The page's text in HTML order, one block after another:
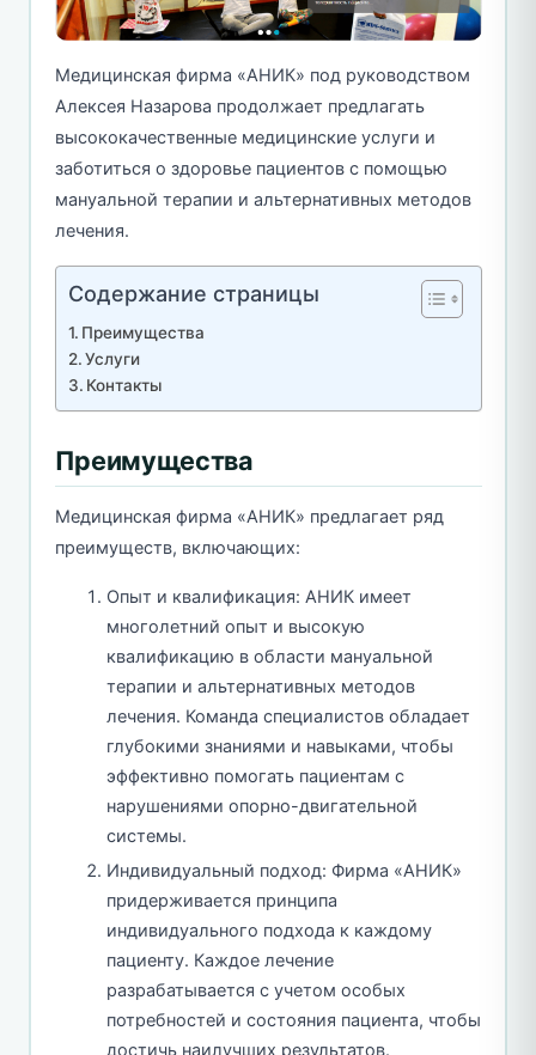
Медицинская фирма «АНИК» под руководством
Алексея Назарова продолжает предлагать
высококачественные медицинские услуги и
заботиться о здоровье пациентов с помощью
мануальной терапии и альтернативных методов
лечения.
Содержание страницы
Преимущества
Услуги
Контакты
Преимущества
Медицинская фирма «АНИК» предлагает ряд
преимуществ, включающих:
Опыт и квалификация: АНИК имеет
многолетний опыт и высокую
квалификацию в области мануальной
терапии и альтернативных методов
лечения. Команда специалистов обладает
глубокими знаниями и навыками, чтобы
эффективно помогать пациентам с
нарушениями опорно-двигательной
системы.
Индивидуальный подход: Фирма «АНИК»
придерживается принципа
индивидуального подхода к каждому
пациенту. Каждое лечение
разрабатывается с учетом особых
потребностей и состояния пациента, чтобы
достичь наилучших результатов.